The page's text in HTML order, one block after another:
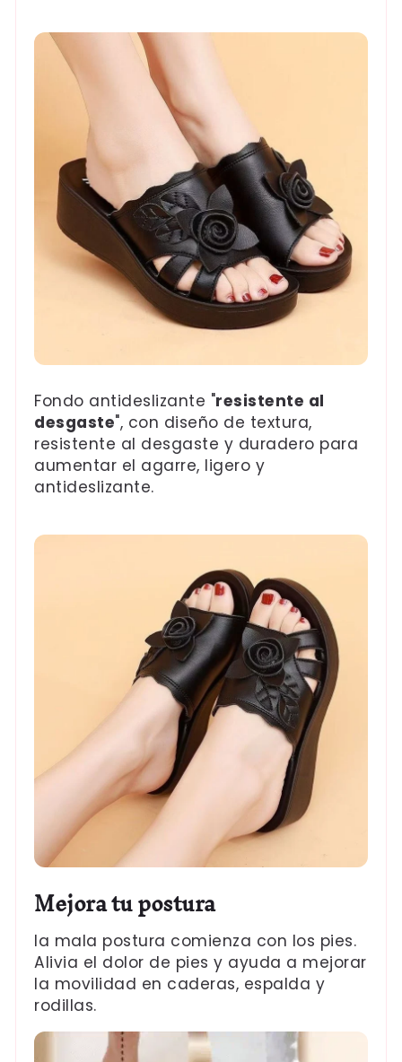
Fondo antideslizante "resistente al
desgaste", con diseño de textura,
resistente al desgaste y duradero para
aumentar el agarre, ligero y
antideslizante.
Mejora tu postura
la mala postura comienza con los pies.
Alivia el dolor de pies y ayuda a mejorar
la movilidad en caderas, espalda y
rodillas.